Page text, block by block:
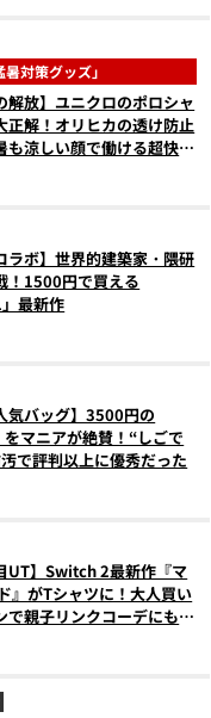
対策グッズ」
解放】ユニクロのポロシャ
正解！オリヒカの透け防止
も涼しい顔で働ける超快適
ラボ】世界的建築家・隈研
！1500円で買える
」最新作
気バッグ】3500円の
をマニアが絶賛！“しごで
で評判以上に優秀だった
UT】Switch 2最新作『マ
』がTシャツに！大人買い
で親子リンクコーデにも最